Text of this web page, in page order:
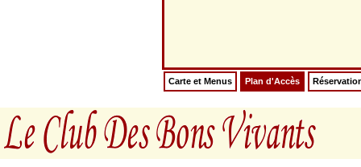
Carte et Menus Plan d'Accès